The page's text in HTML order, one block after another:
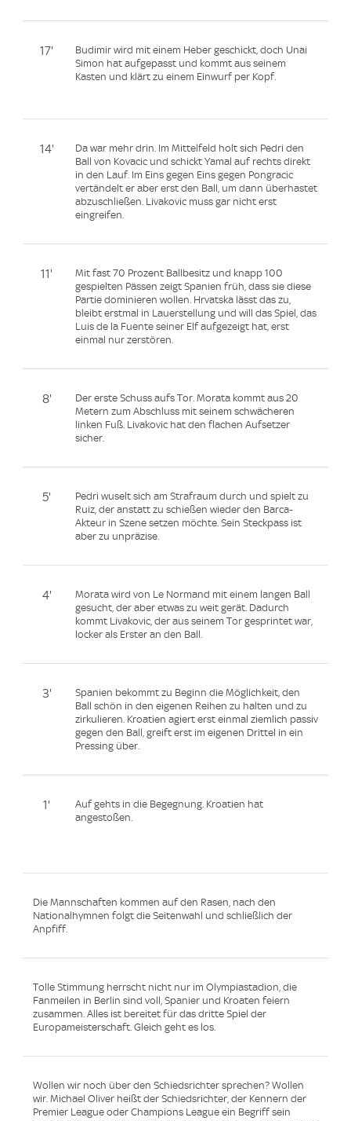
17'
Budimir wird mit einem Heber geschickt, doch Unai
Simon hat aufgepasst und kommt aus seinem
Kasten und klärt zu einem Einwurf per Kopf.
14'
Da war mehr drin. Im Mittelfeld holt sich Pedri den
Ball von Kovacic und schickt Yamal auf rechts direkt
in den Lauf. Im Eins gegen Eins gegen Pongracic
vertändelt er aber erst den Ball, um dann überhastet
abzuschließen. Livakovic muss gar nicht erst
eingreifen.
11'
Mit fast 70 Prozent Ballbesitz und knapp 100
gespielten Pässen zeigt Spanien früh, dass sie diese
Partie dominieren wollen. Hrvatska lässt das zu,
bleibt erstmal in Lauerstellung und will das Spiel, das
Luis de la Fuente seiner Elf aufgezeigt hat, erst
einmal nur zerstören.
8'
Der erste Schuss aufs Tor. Morata kommt aus 20
Metern zum Abschluss mit seinem schwächeren
linken Fuß. Livakovic hat den flachen Aufsetzer
sicher.
5'
Pedri wuselt sich am Strafraum durch und spielt zu
Ruiz, der anstatt zu schießen wieder den Barca-
Akteur in Szene setzen möchte. Sein Steckpass ist
aber zu unpräzise.
4'
Morata wird von Le Normand mit einem langen Ball
gesucht, der aber etwas zu weit gerät. Dadurch
kommt Livakovic, der aus seinem Tor gesprintet war,
locker als Erster an den Ball.
3'
Spanien bekommt zu Beginn die Möglichkeit, den
Ball schön in den eigenen Reihen zu halten und zu
zirkulieren. Kroatien agiert erst einmal ziemlich passiv
gegen den Ball, greift erst im eigenen Drittel in ein
Pressing über.
1'
Auf gehts in die Begegnung. Kroatien hat
angestoßen.
Die Mannschaften kommen auf den Rasen, nach den
Nationalhymnen folgt die Seitenwahl und schließlich der
Anpfiff.
Tolle Stimmung herrscht nicht nur im Olympiastadion, die
Fanmeilen in Berlin sind voll, Spanier und Kroaten feiern
zusammen. Alles ist bereitet für das dritte Spiel der
Europameisterschaft. Gleich geht es los.
Wollen wir noch über den Schiedsrichter sprechen? Wollen
wir. Michael Oliver heißt der Schiedsrichter, der Kennern der
Premier League oder Champions League ein Begriff sein